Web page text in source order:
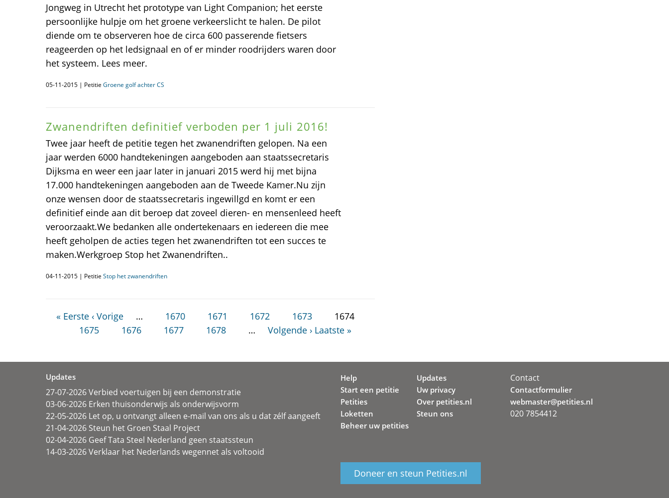
Jongweg in Utrecht het prototype van Light Companion; het eerste
persoonlijke hulpje om het groene verkeerslicht te halen. De pilot
diende om te observeren hoe de circa 600 passerende fietsers
reageerden op het ledsignaal en of er minder roodrijders waren door
het systeem. Lees meer.
05-11-2015 | Petitie Groene golf achter CS
Zwanendriften definitief verboden per 1 juli 2016!
Twee jaar heeft de petitie tegen het zwanendriften gelopen. Na een
jaar werden 6000 handtekeningen aangeboden aan staatssecretaris
Dijksma en weer een jaar later in januari 2015 werd hij met bijna
17.000 handtekeningen aangeboden aan de Tweede Kamer.Nu zijn
onze wensen door de staatssecretaris ingewillgd en komt er een
definitief einde aan dit beroep dat zoveel dieren- en mensenleed heeft
veroorzaakt.We bedanken alle ondertekenaars en iedereen die mee
heeft geholpen de acties tegen het zwanendriften tot een succes te
maken.Werkgroep Stop het Zwanendriften..
04-11-2015 | Petitie Stop het zwanendriften
« Eerste ‹ Vorige … 1670 1671 1672 1673
1674
1675
1676 1677 1678 … Volgende › Laatste »
Updates
27-07-2026 Verbied voertuigen bij een demonstratie
03-06-2026 Erken thuisonderwijs als onderwijsvorm
22-05-2026 Let op, u ontvangt alleen e-mail van ons als u dat zélf aangeeft
21-04-2026 Steun het Groen Staal Project
02-04-2026 Geef Tata Steel Nederland geen staatssteun
14-03-2026 Verklaar het Nederlands wegennet als voltooid
Help
Start een petitie
Petities
Loketten
Beheer uw petities
Updates
Uw privacy
Over petities.nl
Steun ons
Doneer en steun Petities.nl
Contact
Contactformulier
webmaster@petities.nl
020 7854412